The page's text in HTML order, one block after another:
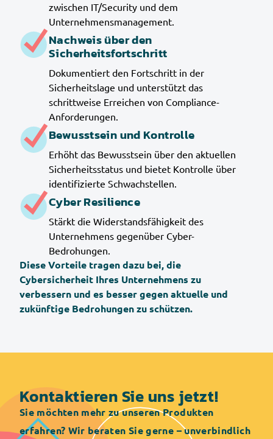
zwischen IT/Security und dem
Unternehmensmanagement.
Nachweis über den
Sicherheitsfortschritt
Dokumentiert den Fortschritt in der
Sicherheitslage und unterstützt das
schrittweise Erreichen von Compliance-
Anforderungen.
Bewusstsein und Kontrolle
Erhöht das Bewusstsein über den aktuellen
Sicherheitsstatus und bietet Kontrolle über
identifizierte Schwachstellen.
Cyber Resilience
Stärkt die Widerstandsfähigkeit des
Unternehmens gegenüber Cyber-
Bedrohungen.
Diese Vorteile tragen dazu bei, die
Cybersicherheit Ihres Unternehmens zu
verbessern und es besser gegen aktuelle und
zukünftige Bedrohungen zu schützen.
Kontaktieren Sie uns jetzt!
Sie möchten mehr zu unseren Produkten
erfahren? Wir beraten Sie gerne – unverbindlich